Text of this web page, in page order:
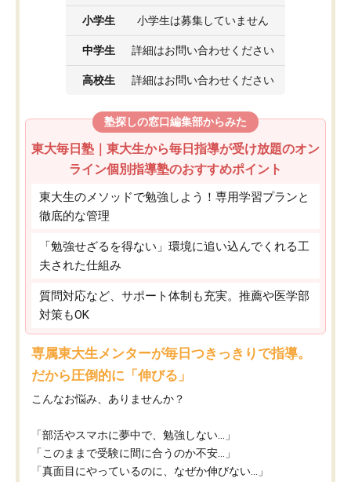
小学生 小学生は募集していません
中学生 詳細はお問い合わせください
高校生 詳細はお問い合わせください
塾探しの窓口編集部からみた
東大毎日塾｜東大生から毎日指導が受け放題のオン
ライン個別指導塾のおすすめポイント
東大生のメソッドで勉強しよう！専用学習プランと
徹底的な管理
「勉強せざるを得ない」環境に追い込んでくれる工
夫された仕組み
質問対応など、サポート体制も充実。推薦や医学部
対策もOK
専属東大生メンターが毎日つきっきりで指導。
だから圧倒的に「伸びる」
こんなお悩み、ありませんか？
「部活やスマホに夢中で、勉強しない…」
「このままで受験に間に合うのか不安…」
「真面目にやっているのに、なぜか伸びない…」